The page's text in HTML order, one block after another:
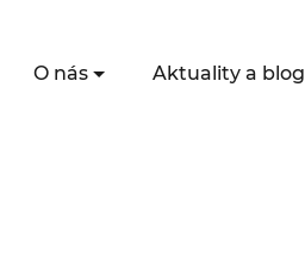
O nás Aktuality a blog